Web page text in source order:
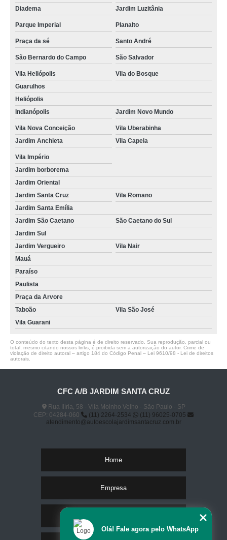
Diadema
Jardim Luzitânia
Parque Imperial Planalto
Praça da sé Santo André
São Bernardo do Campo São Salvador
Vila Heliópolis
Vila do Bosque
Guarulhos
Heliópolis
Indianópolis
Jardim Novo Mundo
Vila Nova Conceição
Vila Uberabinha
Jardim Anchieta
Vila Capela
Vila Império
Jardim borborema
Jardim Oriental
Jardim Santa Cruz
Vila Romano
Jardim Santa Emília
Jardim São Caetano
São Caetano do Sul
Jardim Sul
Jardim Vergueiro
Vila Nair
Mauá
Paraíso
Paulista
Praça da Arvore
Taboão
Vila São José
Vila Guarani
O conteúdo do texto desta página é de direito reservado. Sua reprodução, parcial ou
total, mesmo citando nossos links, é proibida sem a autorização do autor. Crime de
violação de direito autoral – artigo 184 do Código Penal – Lei 9610/98 - Lei de direitos
autorais
CFC A/B JARDIM SANTA CRUZ
Rua Ilíria, 58 - Vila Moinho Velho - São Paulo - SP
CEP: 04284-060
(11) 2264-2534
(11) 96025-0705
atendimento@autoescolajardimsantacruz.com.br
Home
Empresa
Olá! Fale agora pelo WhatsApp